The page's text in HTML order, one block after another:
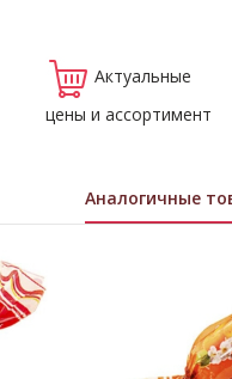
Актуальные
цены и ассортимент
Аналогичные